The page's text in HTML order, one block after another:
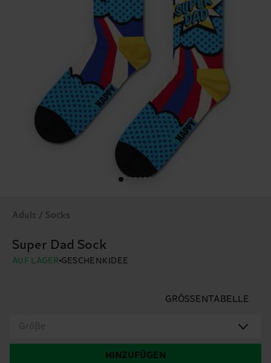
Adult / Socks
Super Dad Sock
AUF LAGER GESCHENKIDEE
GRÖSSENTABELLE
Größe
HINZUFÜGEN